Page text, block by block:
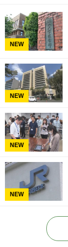
NEW
NEW
NEW
NEW